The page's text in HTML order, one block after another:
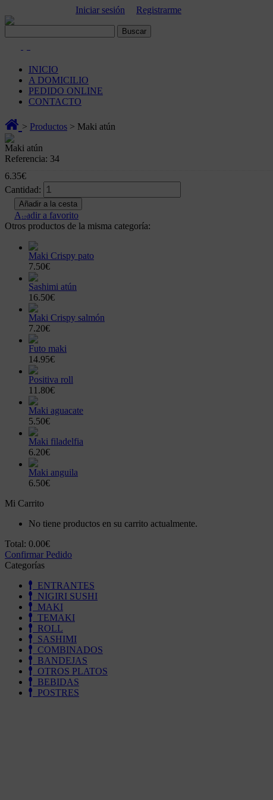
Iniciar sesión Registrarme
INICIO
A DOMICILIO
PEDIDO ONLINE
CONTACTO
> Productos > Maki atún
Maki atún
Referencia: 34
6.35€
Cantidad:
Añadir a favorito
Otros productos de la misma categoría:
Maki Crispy pato
7.50€
Sashimi atún
16.50€
Maki Crispy salmón
7.20€
Futo maki
14.95€
Positiva roll
11.80€
Maki aguacate
5.50€
Maki filadelfia
6.20€
Maki anguila
6.50€
Mi Carrito
No tiene productos en su carrito actualmente.
Total: 0.00€
Confirmar Pedido
Categorías
ENTRANTES
NIGIRI SUSHI
MAKI
TEMAKI
ROLL
SASHIMI
COMBINADOS
BANDEJAS
OTROS PLATOS
BEBIDAS
POSTRES